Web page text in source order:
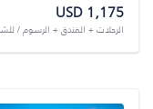
USD 1,175
الرحلات + الفندق + الرسوم /